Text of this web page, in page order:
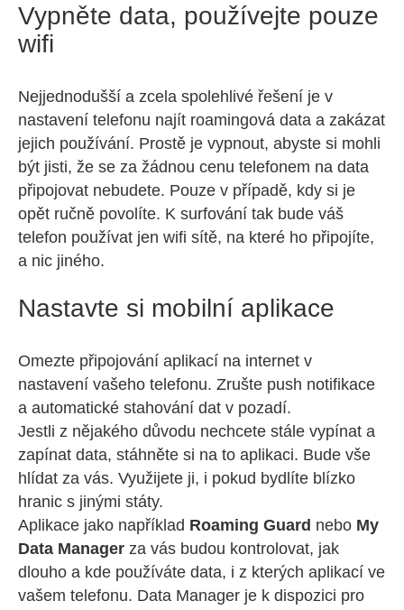
Vypněte data, používejte pouze
wifi
Nejjednodušší a zcela spolehlivé řešení je v
nastavení telefonu najít roamingová data a zakázat
jejich používání. Prostě je vypnout, abyste si mohli
být jisti, že se za žádnou cenu telefonem na data
připojovat nebudete. Pouze v případě, kdy si je
opět ručně povolíte. K surfování tak bude váš
telefon používat jen wifi sítě, na které ho připojíte,
a nic jiného.
Nastavte si mobilní aplikace
Omezte připojování aplikací na internet v
nastavení vašeho telefonu. Zrušte push notifikace
a automatické stahování dat v pozadí.
Jestli z nějakého důvodu nechcete stále vypínat a
zapínat data, stáhněte si na to aplikaci. Bude vše
hlídat za vás. Využijete ji, i pokud bydlíte blízko
hranic s jinými státy.
Aplikace jako například Roaming Guard nebo My
Data Manager za vás budou kontrolovat, jak
dlouho a kde používáte data, i z kterých aplikací ve
vašem telefonu. Data Manager je k dispozici pro